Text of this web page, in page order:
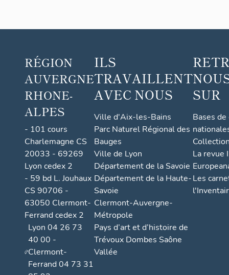
RÉGION
AUVERGNE
RHONE-
ALPES
- 101 cours
Charlemagne CS
20033 - 69269
Lyon cedex 2
- 59 bd L. Jouhaux
CS 90706 -
63050 Clermont-
Ferrand cedex 2
Lyon 04 26 73
40 00 -
Clermont-
Ferrand 04 73 31
ILS
TRAVAILLENT
AVEC NOUS
Ville d'Aix-les-Bains
Parc Naturel Régional des
Bauges
Ville de Lyon
Département de la Savoie
Département de la Haute-
Savoie
Clermont-Auvergne-
Métropole
Pays d’art et d’histoire de
Trévoux Dombes Saône
Vallée
SUR
Bases
La revue
Les